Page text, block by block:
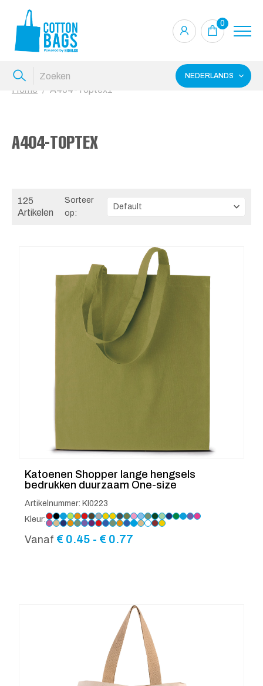
0
NEDERLANDS
Home A404-Toptex1
A404-TOPTEX
125
Artikelen
Sorteer
op:
Katoenen Shopper lange hengsels
bedrukken duurzaam One-size
Artikelnummer: KI0223
Kleur:
Vanaf € 0.45 - € 0.77